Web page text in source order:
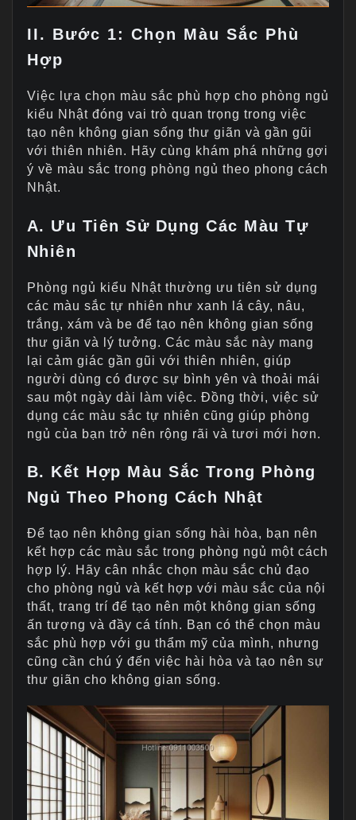
II. Bước 1: Chọn Màu Sắc Phù
Hợp
Việc lựa chọn màu sắc phù hợp cho phòng ngủ
kiểu Nhật đóng vai trò quan trọng trong việc
tạo nên không gian sống thư giãn và gần gũi
với thiên nhiên. Hãy cùng khám phá những gợi
ý về màu sắc trong phòng ngủ theo phong cách
Nhật.
A. Ưu Tiên Sử Dụng Các Màu Tự
Nhiên
Phòng ngủ kiểu Nhật thường ưu tiên sử dụng
các màu sắc tự nhiên như xanh lá cây, nâu,
trắng, xám và be để tạo nên không gian sống
thư giãn và lý tưởng. Các màu sắc này mang
lại cảm giác gần gũi với thiên nhiên, giúp
người dùng có được sự bình yên và thoải mái
sau một ngày dài làm việc. Đồng thời, việc sử
dụng các màu sắc tự nhiên cũng giúp phòng
ngủ của bạn trở nên rộng rãi và tươi mới hơn.
B. Kết Hợp Màu Sắc Trong Phòng
Ngủ Theo Phong Cách Nhật
Để tạo nên không gian sống hài hòa, bạn nên
kết hợp các màu sắc trong phòng ngủ một cách
hợp lý. Hãy cân nhắc chọn màu sắc chủ đạo
cho phòng ngủ và kết hợp với màu sắc của nội
thất, trang trí để tạo nên một không gian sống
ấn tượng và đầy cá tính. Bạn có thể chọn màu
sắc phù hợp với gu thẩm mỹ của mình, nhưng
cũng cần chú ý đến việc hài hòa và tạo nên sự
thư giãn cho không gian sống.